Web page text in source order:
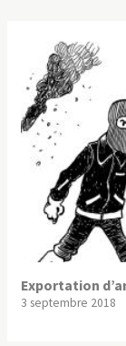
Exportation
3 septembre 2018